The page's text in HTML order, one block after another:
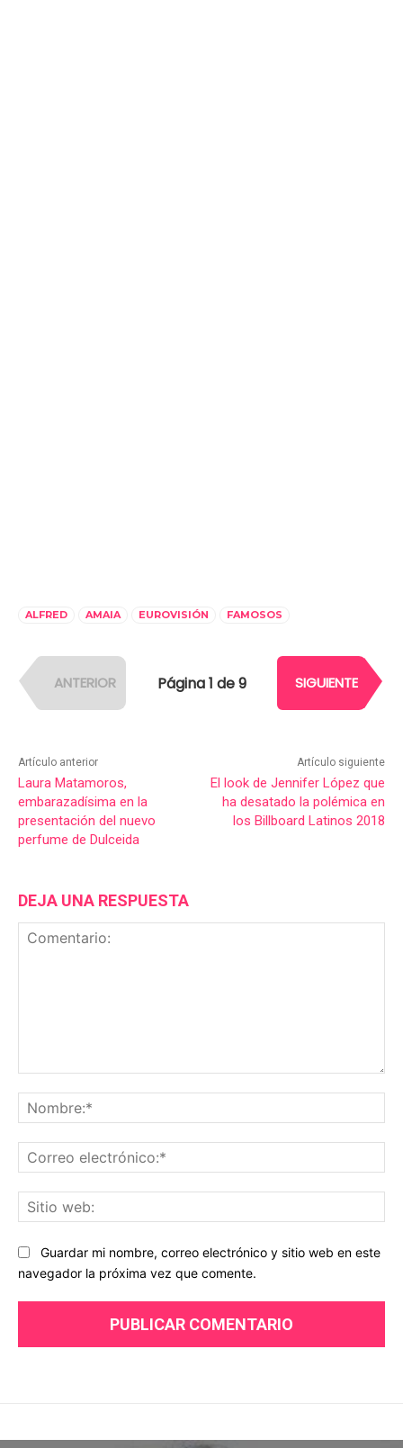
ALFRED AMAIA EUROVISIÓN FAMOSOS
ANTERIOR Página 1 de 9 SIGUIENTE
Artículo anterior
Laura Matamoros,
embarazadísima en la
presentación del nuevo
perfume de Dulceida
Artículo siguiente
El look de Jennifer López que
ha desatado la polémica en
los Billboard Latinos 2018
DEJA UNA RESPUESTA
Guardar mi nombre, correo electrónico y sitio web en este
navegador la próxima vez que comente.